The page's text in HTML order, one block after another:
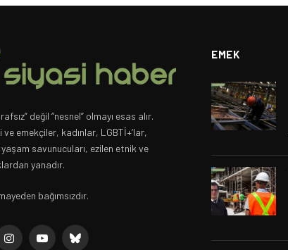
değil “nesnel” olmayı esas alır.
emekçiler, kadınlar, LGBTİ+’lar,
savunucuları, ezilen etnik ve
yanadır.
bağımsızdır.
InstagramYouTubeBluesky
EMEK